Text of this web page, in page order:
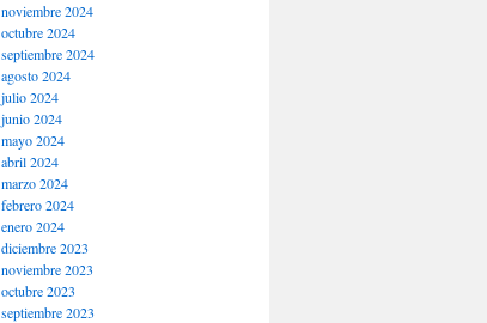
noviembre 2024
octubre 2024
septiembre 2024
agosto 2024
julio 2024
junio 2024
mayo 2024
abril 2024
marzo 2024
febrero 2024
enero 2024
diciembre 2023
noviembre 2023
octubre 2023
septiembre 2023